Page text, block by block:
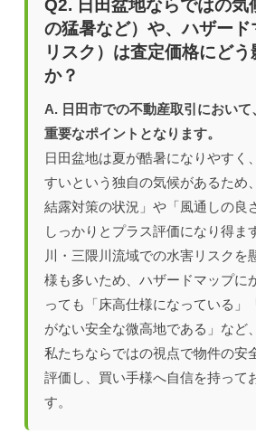
Q2. 日田盆地ならではの気
の猛暑など）や、ハザー
リスク）は査定価格にど
か？
A. 日田市での不動産取引において
重要なポイントとなります。
日田盆地は夏が酷暑になりやすく
すいという独自の気候があるため
結露対策の状況」や「風通しの良
しっかりとプラス評価になり得ま
川・三隈川流域での水害リスクを
様も多いため、ハザードマップに
っても「床高仕様になっている」
がない安全な微高地である」など
私たちならではの視点で物件の安
評価し、買い手様へ自信を持って
す。